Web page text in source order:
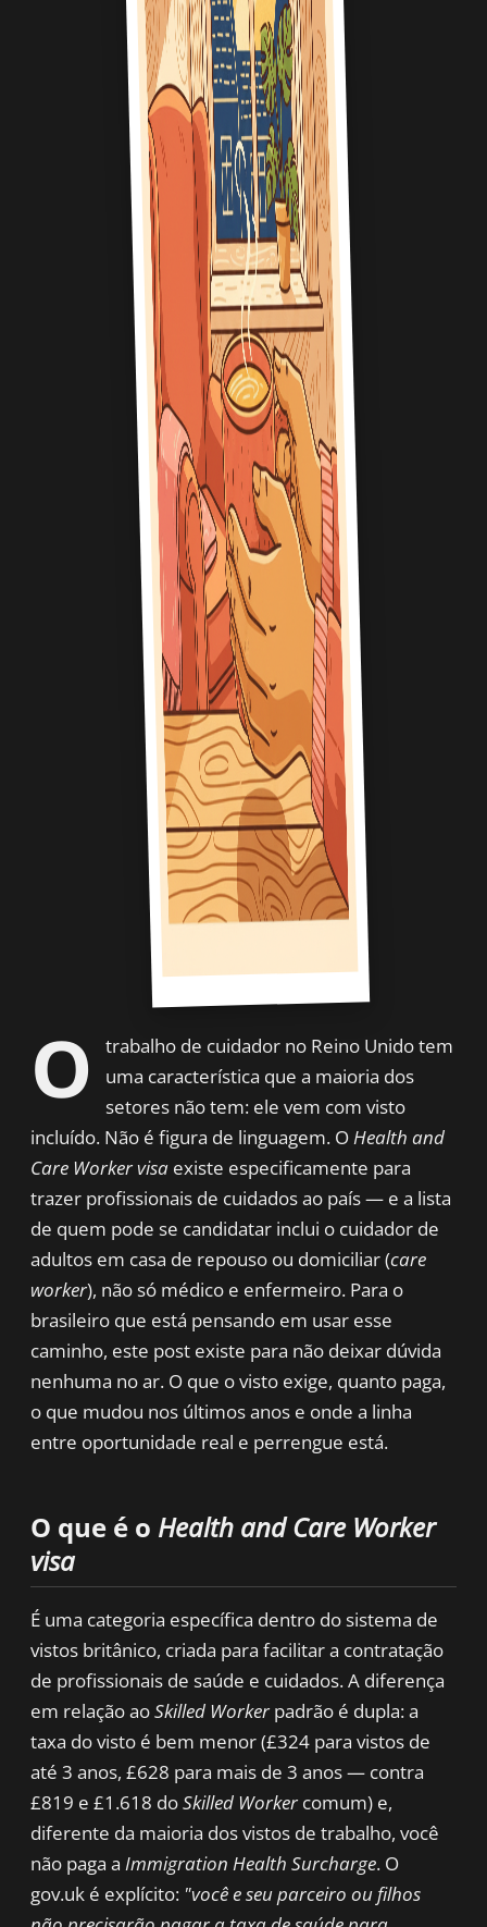
O
trabalho de cuidador no Reino Unido tem
uma característica que a maioria dos
setores não tem: ele vem com visto
incluído. Não é figura de linguagem. OHealth and
Care Worker visa existe especificamente para
trazer profissionais de cuidados ao país — e a lista
de quem pode se candidatar inclui o cuidador de
adultos em casa de repouso ou domiciliar (care
worker), não só médico e enfermeiro. Para o
brasileiro que está pensando em usar esse
caminho, este post existe para não deixar dúvida
nenhuma no ar. O que o visto exige, quanto paga,
o que mudou nos últimos anos e onde a linha
entre oportunidade real e perrengue está.
O que é o Health and Care Worker
visa
É uma categoria específica dentro do sistema de
vistos britânico, criada para facilitar a contratação
de profissionais de saúde e cuidados. A diferença
em relação aoSkilled Workerpadrão é dupla: a
taxa do visto é bem menor (£324 para vistos de
até 3 anos, £628 para mais de 3 anos — contra
£819 e £1.618 doSkilled Workercomum) e,
diferente da maioria dos vistos de trabalho, você
não paga a Immigration Health Surcharge. O
gov.uk é explícito: "você e seu parceiro ou filhos